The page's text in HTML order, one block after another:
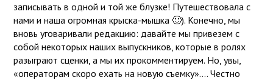
записывать в одной и той же блузке! Путешествовала с
нами и наша огромная крыска-мышка 🙂). Конечно, мы
вновь уговаривали редакцию: давайте мы привезем с
собой некоторых наших выпускников, которые в ролях
разыграют сценки, а мы их прокомментируем. Но, увы,
«операторам скоро ехать на новую съемку»…. Честно